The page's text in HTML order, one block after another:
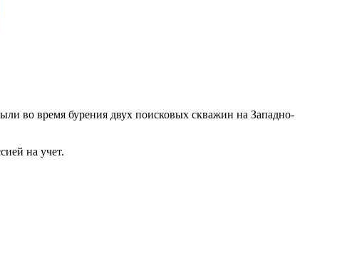
во время бурения двух поисковых скважин на Западно-
на учет.